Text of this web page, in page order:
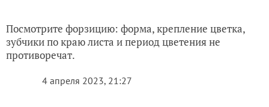
Посмотрите форзицию: форма, крепление цветка,
зубчики по краю листа и период цветения не
противоречат.
4 апреля 2023, 21:27